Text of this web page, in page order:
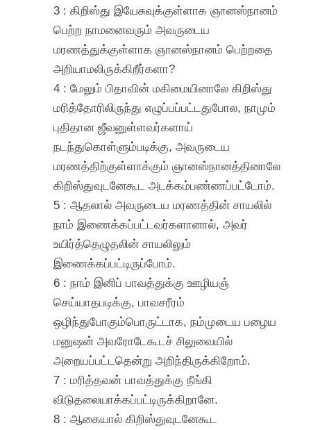
3 : கிறிஸ்து இயேசுவுக்குள்ளாக ஞானஸ்நானம்
பெற்ற நாமனைவரும் அவருடைய
மரணத்துக்குள்ளாக ஞானஸ்நானம் பெற்றதை
அறியாமலிருக்கிறீர்களா?
4 : மேலும் பிதாவின் மகிமையினாலே கிறிஸ்து
மரித்தோரிலிருந்து எழுப்பப்பட்டதுபோல, நாமும்
புதிதான ஜீவனுள்ளவர்களாய்
நடந்துகொள்ளும்படிக்கு, அவருடைய
மரணத்திற்குள்ளாக்கும் ஞானஸ்நானத்தினாலே
கிறிஸ்துவுடனேகூட அடக்கம்பண்ணப்பட்டோம்.
5 : ஆதலால் அவருடைய மரணத்தின் சாயலில்
நாம் இணைக்கப்பட்டவர்களானால், அவர்
உயிர்த்தெழுதலின் சாயலிலும்
இணைக்கப்பட்டிருப்போம்.
6 : நாம் இனிப் பாவத்துக்கு ஊழியஞ்
செய்யாதபடிக்கு, பாவசரீரம்
ஒழிந்துபோகும்பொருட்டாக, நம்முடைய பழைய
மனுஷன் அவரோடேகூடச் சிலுவையில்
அறையப்பட்டதென்று அறிந்திருக்கிறோம்.
7 : மரித்தவன் பாவத்துக்கு நீங்கி
விடுதலையாக்கப்பட்டிருக்கிறானே.
8 : ஆகையால் கிறிஸ்துவுடனேகூட